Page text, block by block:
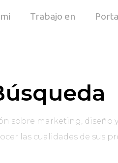
Trabajo en
sobre marketing, diseño
las cualidades de sus